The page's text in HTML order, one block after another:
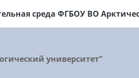
среда ФГБОУ ВО
университет"